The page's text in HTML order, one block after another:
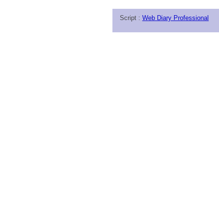
Script : Web Diary Professional